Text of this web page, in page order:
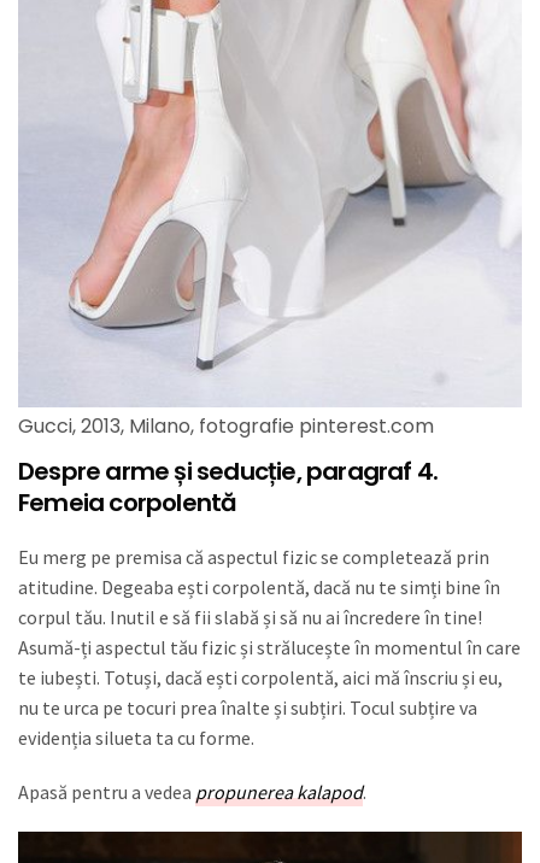
Gucci, 2013, Milano, fotografie pinterest.com
Despre arme și seducție, paragraf 4.
Femeia corpolentă
Eu merg pe premisa că aspectul fizic se completează prin
atitudine. Degeaba ești corpolentă, dacă nu te simți bine în
corpul tău. Inutil e să fii slabă și să nu ai încredere în tine!
Asumă-ți aspectul tău fizic și strălucește în momentul în care
te iubești. Totuși, dacă ești corpolentă, aici mă înscriu și eu,
nu te urca pe tocuri prea înalte și subțiri. Tocul subțire va
evidenția silueta ta cu forme.
Apasă pentru a vedea propunerea kalapod.